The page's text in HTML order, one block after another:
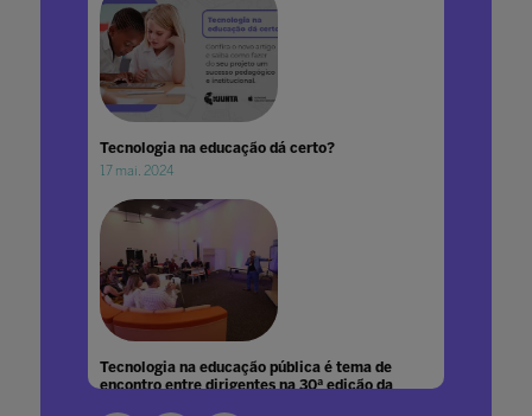
Tecnologia na educação dá certo?
17 mai. 2024
Tecnologia na educação pública é tema de
encontro entre dirigentes na 30ª edição da